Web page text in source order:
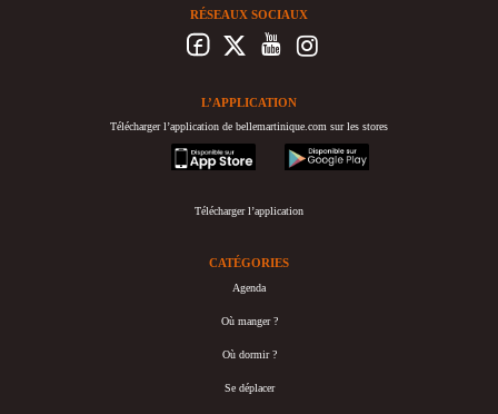
RÉSEAUX SOCIAUX
L’APPLICATION
Télécharger l’application de bellemartinique.com sur les stores
appstore
googleplay
Télécharger l’application
CATÉGORIES
Agenda
Où manger ?
Où dormir ?
Se déplacer